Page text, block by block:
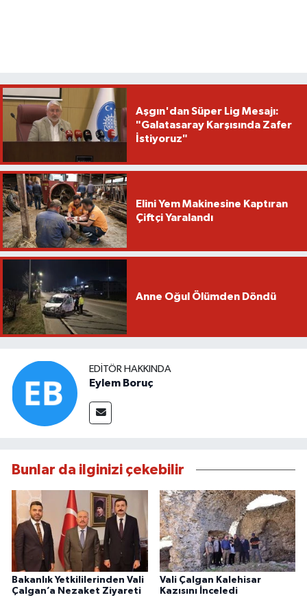
Aşgın'dan Süper Lig Mesajı:
"Galatasaray Karşısında Zafer
İstiyoruz"
Elini Yem Makinesine Kaptıran
Çiftçi Yaralandı
Anne Oğul Ölümden Döndü
EDITÖR HAKKINDA
Eylem Boruç
Bunlar da ilginizi çekebilir
Bakanlık Yetkililerinden Vali
Çalgan’a Nezaket Ziyareti
Vali Çalgan Kalehisar
Kazısını İnceledi